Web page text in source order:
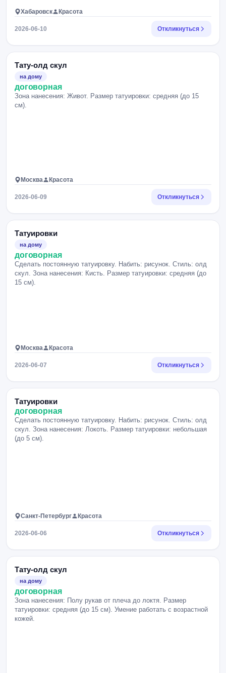
Хабаровск Красота
2026-06-10 Откликнуться
Тату-олд скул
на дому
договорная
Зона нанесения: Живот. Размер татуировки: средняя (до 15
см).
Москва Красота
2026-06-09 Откликнуться
Татуировки
на дому
договорная
Сделать постоянную татуировку. Набить: рисунок. Стиль: олд
скул. Зона нанесения: Кисть. Размер татуировки: средняя (до
15 см).
Москва Красота
2026-06-07 Откликнуться
Татуировки
договорная
Сделать постоянную татуировку. Набить: рисунок. Стиль: олд
скул. Зона нанесения: Локоть. Размер татуировки: небольшая
(до 5 см).
Санкт-Петербург Красота
2026-06-06 Откликнуться
Тату-олд скул
на дому
договорная
Зона нанесения: Полу рукав от плеча до локтя. Размер
татуировки: средняя (до 15 см). Умение работать с возрастной
кожей.